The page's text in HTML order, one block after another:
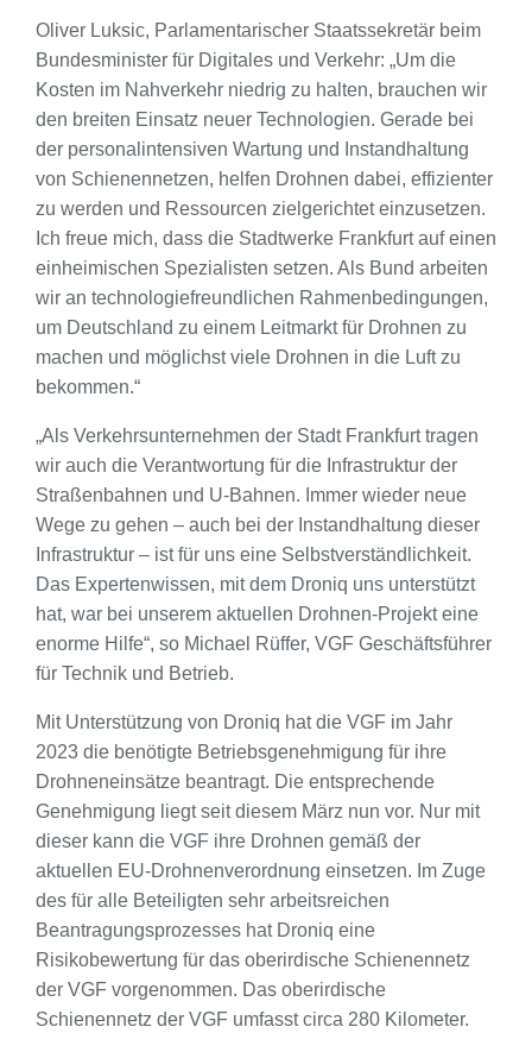
Oliver Luksic, Parlamentarischer Staatssekretär beim
Bundesminister für Digitales und Verkehr: „Um die
Kosten im Nahverkehr niedrig zu halten, brauchen wir
den breiten Einsatz neuer Technologien. Gerade bei
der personalintensiven Wartung und Instandhaltung
von Schienennetzen, helfen Drohnen dabei, effizienter
zu werden und Ressourcen zielgerichtet einzusetzen.
Ich freue mich, dass die Stadtwerke Frankfurt auf einen
einheimischen Spezialisten setzen. Als Bund arbeiten
wir an technologiefreundlichen Rahmenbedingungen,
um Deutschland zu einem Leitmarkt für Drohnen zu
machen und möglichst viele Drohnen in die Luft zu
bekommen.“
„Als Verkehrsunternehmen der Stadt Frankfurt tragen
wir auch die Verantwortung für die Infrastruktur der
Straßenbahnen und U-Bahnen. Immer wieder neue
Wege zu gehen – auch bei der Instandhaltung dieser
Infrastruktur – ist für uns eine Selbstverständlichkeit.
Das Expertenwissen, mit dem Droniq uns unterstützt
hat, war bei unserem aktuellen Drohnen-Projekt eine
enorme Hilfe“, so Michael Rüffer, VGF Geschäftsführer
für Technik und Betrieb.
Mit Unterstützung von Droniq hat die VGF im Jahr
2023 die benötigte Betriebsgenehmigung für ihre
Drohneneinsätze beantragt. Die entsprechende
Genehmigung liegt seit diesem März nun vor. Nur mit
dieser kann die VGF ihre Drohnen gemäß der
aktuellen EU-Drohnenverordnung einsetzen. Im Zuge
des für alle Beteiligten sehr arbeitsreichen
Beantragungsprozesses hat Droniq eine
Risikobewertung für das oberirdische Schienennetz
der VGF vorgenommen. Das oberirdische
Schienennetz der VGF umfasst circa 280 Kilometer.